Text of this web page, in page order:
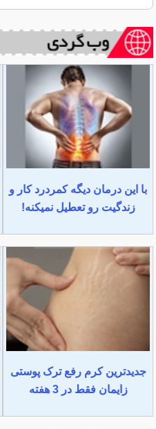
با این درمان دیگه کمردرد کار و
زندگیت رو تعطیل نمیکنه!
جدیدترین کرم رفع ترک پوستی
زایمان فقط در 3 هفته